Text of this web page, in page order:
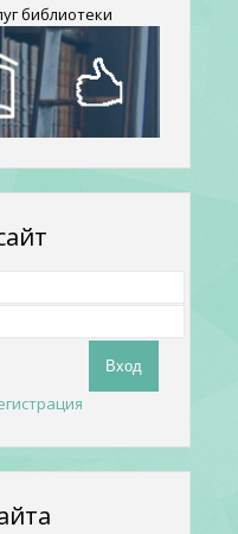
библиотеки